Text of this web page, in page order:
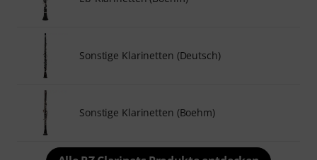
Sonstige Klarinetten (Deutsch)
Sonstige Klarinetten (Boehm)